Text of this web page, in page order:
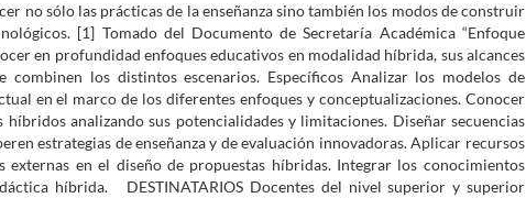
no sólo las prácticas de la enseñanza sino también los modos de construir
[1] Tomado del Documento de Secretaría Académica “Enfoque
en profundidad enfoques educativos en modalidad híbrida, sus alcances
combinen los distintos escenarios. Específicos Analizar los modelos de
en el marco de los diferentes enfoques y conceptualizaciones. Conocer
analizando sus potencialidades y limitaciones. Diseñar secuencias
estrategias de enseñanza y de evaluación innovadoras. Aplicar recursos
en el diseño de propuestas híbridas. Integrar los conocimientos
híbrida. DESTINATARIOS Docentes del nivel superior y superior